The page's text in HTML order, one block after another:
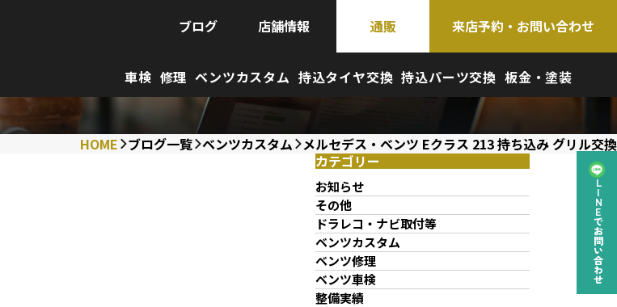
ブログ 店舗情報 通販 来店予約・お問い合わせ
車検 修理 ベンツカスタム 持込タイヤ交換 持込パーツ交換 板金・塗装
LINEでお問い合わせ
HOME ブログ一覧 ベンツカスタム メルセデス・ベンツ Eクラス 213 持ち込み グリル交換
カテゴリー
お知らせ
その他
ドラレコ・ナビ取付等
ベンツカスタム
ベンツ修理
ベンツ車検
整備実績